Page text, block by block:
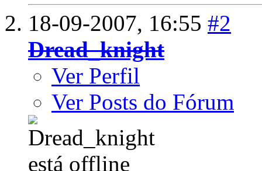
18-09-2007, 16:55 #2
Dread_knight
Ver Perfil
Ver Posts do Fórum